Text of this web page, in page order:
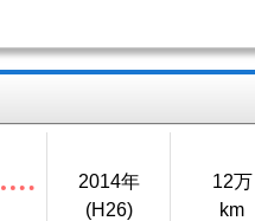
2014年
(H26)
12万
km